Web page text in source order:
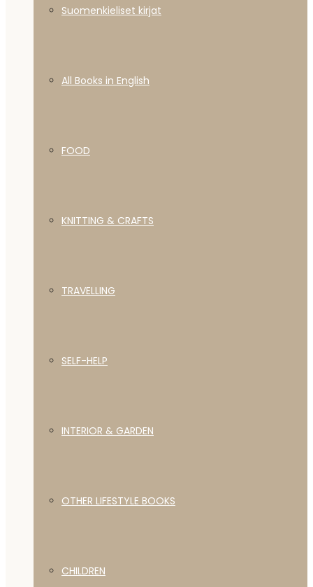
Suomenkieliset kirjat
All Books in English
FOOD
KNITTING & CRAFTS
TRAVELLING
SELF-HELP
INTERIOR & GARDEN
OTHER LIFESTYLE BOOKS
CHILDREN